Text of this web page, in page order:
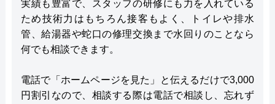
実績も豊富で、スタッフの研修にも力を入れている
ため技術力はもちろん接客もよく、トイレや排水
管、給湯器や蛇口の修理交換まで水回りのことなら
何でも相談できます。
電話で「ホームページを見た」と伝えるだけで3,000
円割引なので、相談する際は電話で相談し、忘れず